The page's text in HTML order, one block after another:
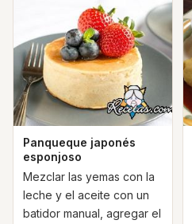
Panqueque japonés
esponjoso
Mezclar las yemas con la
leche y el aceite con un
batidor manual, agregar el